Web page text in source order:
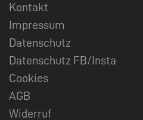
Kontakt
Impressum
Datenschutz
Datenschutz FB/Insta
Cookies
AGB
Widerruf